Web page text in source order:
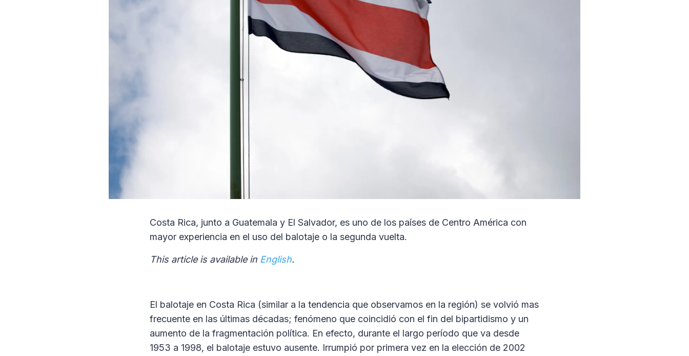
Costa Rica, junto a Guatemala y El Salvador, es uno de los países de Centro América con
mayor experiencia en el uso del balotaje o la segunda vuelta.
This article is available in English.
El balotaje en Costa Rica (similar a la tendencia que observamos en la región) se volvió mas
frecuente en las últimas décadas; fenómeno que coincidió con el fin del bipartidismo y un
aumento de la fragmentación política. En efecto, durante el largo período que va desde
1953 a 1998, el balotaje estuvo ausente. Irrumpió por primera vez en la elección de 2002